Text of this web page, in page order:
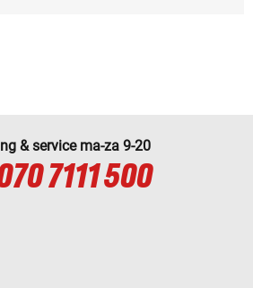
& service ma-za 9-20
7111 500